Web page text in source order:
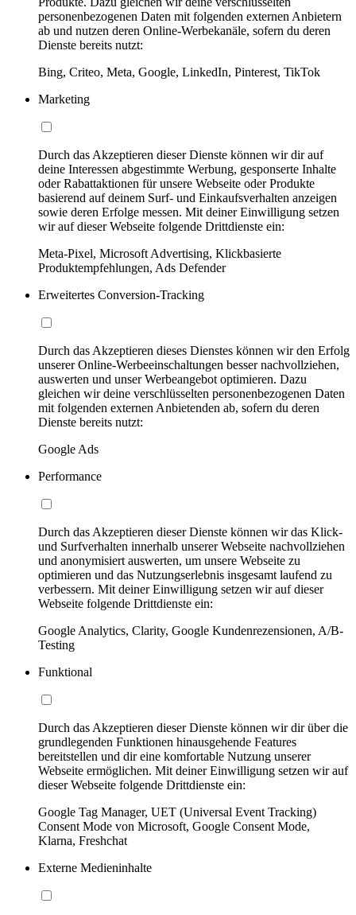
personenbezogenen Daten mit folgenden externen Anbietern
ab und nutzen deren Online-Werbekanäle, sofern du deren
Dienste bereits nutzt:
Bing, Criteo, Meta, Google, LinkedIn, Pinterest, TikTok
Marketing
Durch das Akzeptieren dieser Dienste können wir dir auf
deine Interessen abgestimmte Werbung, gesponserte Inhalte
oder Rabattaktionen für unsere Webseite oder Produkte
basierend auf deinem Surf- und Einkaufsverhalten anzeigen
sowie deren Erfolge messen. Mit deiner Einwilligung setzen
wir auf dieser Webseite folgende Drittdienste ein:
Meta-Pixel, Microsoft Advertising, Klickbasierte
Produktempfehlungen, Ads Defender
Erweitertes Conversion-Tracking
Durch das Akzeptieren dieses Dienstes können wir den Erfolg
unserer Online-Werbeeinschaltungen besser nachvollziehen,
auswerten und unser Werbeangebot optimieren. Dazu
gleichen wir deine verschlüsselten personenbezogenen Daten
mit folgenden externen Anbietenden ab, sofern du deren
Dienste bereits nutzt:
Google Ads
Performance
Durch das Akzeptieren dieser Dienste können wir das Klick-
und Surfverhalten innerhalb unserer Webseite nachvollziehen
und anonymisiert auswerten, um unsere Webseite zu
optimieren und das Nutzungserlebnis insgesamt laufend zu
verbessern. Mit deiner Einwilligung setzen wir auf dieser
Webseite folgende Drittdienste ein:
Google Analytics, Clarity, Google Kundenrezensionen, A/B-
Testing
Funktional
Durch das Akzeptieren dieser Dienste können wir dir über die
grundlegenden Funktionen hinausgehende Features
bereitstellen und dir eine komfortable Nutzung unserer
Webseite ermöglichen. Mit deiner Einwilligung setzen wir auf
dieser Webseite folgende Drittdienste ein:
Google Tag Manager, UET (Universal Event Tracking)
Consent Mode von Microsoft, Google Consent Mode,
Klarna, Freshchat
Externe Medieninhalte